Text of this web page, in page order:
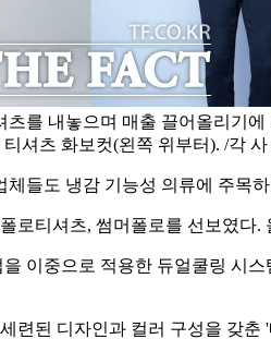
츠를 내놓으며 매출 끌어올리기에
셔츠 화보컷(왼쪽 위부터). /각 사
체들도 냉감 기능성 의류에 주목
로티셔츠, 썸머폴로를 선보였다
이중으로 적용한 듀얼쿨링 시
련된 디자인과 컬러 구성을 갖